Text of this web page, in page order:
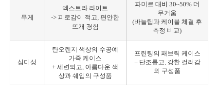
무게
엑스트라 라이트
-> 피로감이 적고, 편안한
뜨개 경험
파미르 대비 30~50% 더
무거움
(바늘팁과 케이블 체결 후
측정 비교)
심미성
탄오렌지 색상의 수공예
가죽 케이스
+ 세련되고, 아름다운 색
상과 쉐입의 구성품
프린팅의 패브릭 케이스
+ 단조롭고, 강한 컬러감
의 구성품